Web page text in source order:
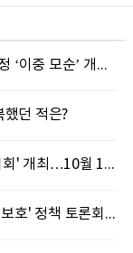
추미애, “경기도는 빈껍데기 부자”…지방재정 ‘이중 모순’ 개편 촉구
했던 적은?
동국대 미당연구소, '제3회 미당시 손글씨 대회' 개최…10월 12일까지 접수
음저협, 국회서 '생성형 AI 시대 음악 창작자 보호' 정책 토론회 10일 개최